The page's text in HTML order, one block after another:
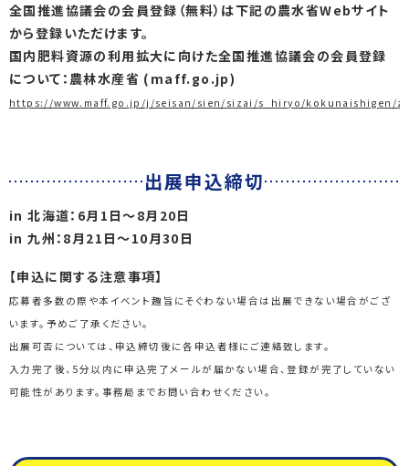
全国推進協議会の会員登録（無料）は下記の農水省Webサイト
から登録いただけます。
国内肥料資源の利用拡大に向けた全国推進協議会の会員登録
について：農林水産省 (maff.go.jp)
https://www.maff.go.jp/j/seisan/sien/sizai/s_hiryo/kokunaishigen/
出展申込締切
in 北海道：6月1日～8月20日
in 九州：8月21日～10月30日
【申込に関する注意事項】
応募者多数の際や本イベント趣旨にそぐわない場合は出展できない場合がござ
います。予めご了承ください。
出展可否については、申込締切後に各申込者様にご連絡致します。
入力完了後、5分以内に申込完了メールが届かない場合、登録が完了していない
可能性があります。事務局までお問い合わせください。